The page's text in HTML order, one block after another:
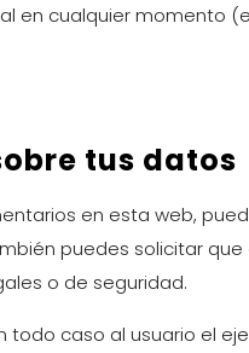
en cualquier momento
tus datos
en esta web,
puedes solicitar
o de seguridad.
todo caso al usuario el